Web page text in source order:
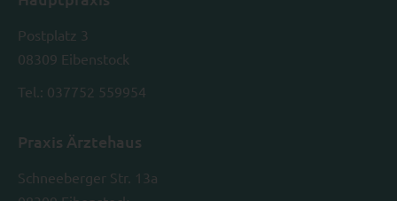
Postplatz 3
08309 Eibenstock
Tel.: 037752 559954
Praxis Ärztehaus
Schneeberger Str. 13a